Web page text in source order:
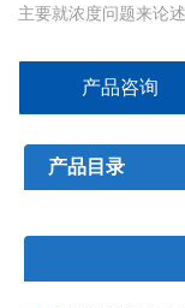
主要就浓度问题来论
准，就是以3克的茶
产品咨询
产品目录